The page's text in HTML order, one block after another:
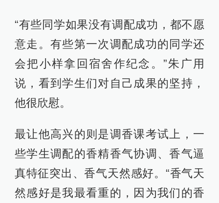
“有些同学如果没有调配成功，都不愿
意走。有些第一次调配成功的同学还
会把小样拿回宿舍作纪念。”朱广用
说，看到学生们对自己成果的坚持，
他很欣慰。
最让他高兴的则是调香课考试上，一
些学生调配的香精香气协调、香气逼
真特征突出、香气天然感好。“香气天
然感好是我最看重的，因为我们的香